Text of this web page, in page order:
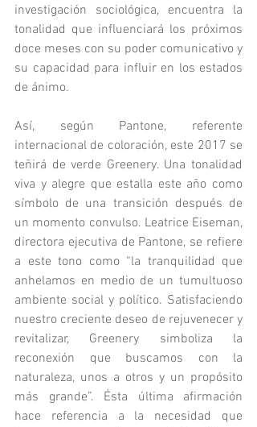
investigación sociológica, encuentra la
tonalidad que influenciará los próximos
doce meses con su poder comunicativo y
su capacidad para influir en los estados
de ánimo.
Así, según Pantone, referente
internacional de coloración, este 2017 se
teñirá de verde Greenery. Una tonalidad
viva y alegre que estalla este año como
símbolo de una transición después de
un momento convulso. Leatrice Eiseman,
directora ejecutiva de Pantone, se refiere
a este tono como “la tranquilidad que
anhelamos en medio de un tumultuoso
ambiente social y político. Satisfaciendo
nuestro creciente deseo de rejuvenecer y
revitalizar, Greenery simboliza la
reconexión que buscamos con la
naturaleza, unos a otros y un propósito
más grande”. Ésta última afirmación
hace referencia a la necesidad que